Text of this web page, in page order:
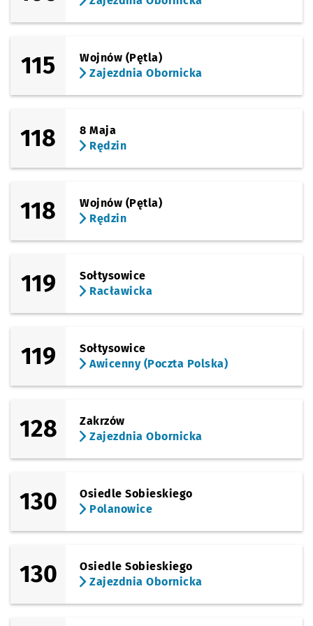
115
Wojnów (Pętla)
Zajezdnia Obornicka
118
8 Maja
Rędzin
118
Wojnów (Pętla)
Rędzin
119
Sołtysowice
Racławicka
119
Sołtysowice
Awicenny (Poczta Polska)
128
Zakrzów
Zajezdnia Obornicka
130
Osiedle Sobieskiego
Polanowice
130
Osiedle Sobieskiego
Zajezdnia Obornicka